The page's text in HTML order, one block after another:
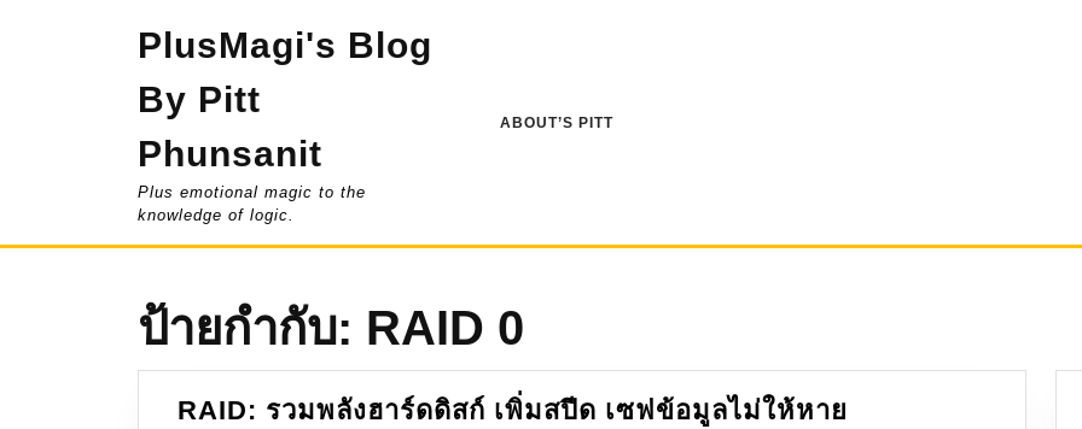
PlusMagi's Blog
By Pitt
Phunsanit
Plus emotional magic to the
knowledge of logic.
ABOUT’S PITT
ป้ายกำกับ: RAID 0
RAID: รวมพลังฮาร์ดดิสก์ เพิ่มสปีด เซฟข้อมูลไม่ให้หาย